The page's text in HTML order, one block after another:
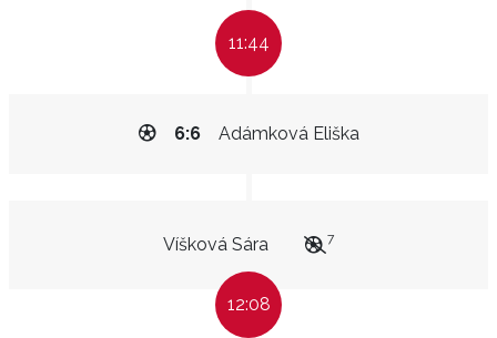
11:44
Adámková Eliška
6:6
Víšková Sára 7
12:08